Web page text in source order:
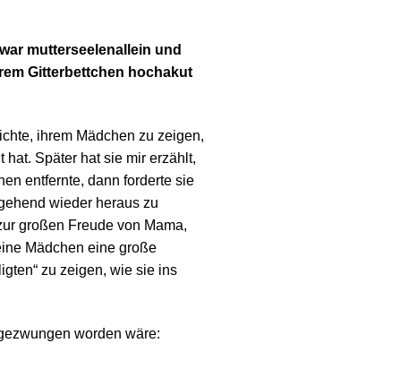
mutterseelenallein und
Gitterbettchen hochakut
ihrem Mädchen zu zeigen,
Später hat sie mir erzählt,
entfernte, dann forderte sie
wieder heraus zu
großen Freude von Mama,
Mädchen eine große
zu zeigen, wie sie ins
worden wäre: